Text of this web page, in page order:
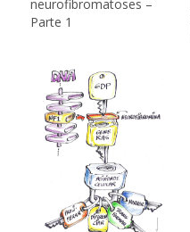
neurofibromatoses –
Parte 1